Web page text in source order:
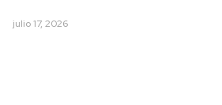
julio 17, 2026